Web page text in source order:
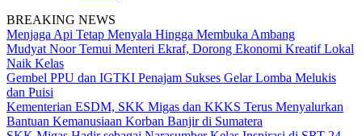
BREAKING NEWS
Menjaga Api Tetap Menyala Hingga Membuka Ambang
Mudyat Noor Temui Menteri Ekraf, Dorong Ekonomi Kreatif Lokal
Naik Kelas
Gembel PPU dan IGTKI Penajam Sukses Gelar Lomba Melukis
dan Puisi
Kementerian ESDM, SKK Migas dan KKKS Terus Menyalurkan
Bantuan Kemanusiaan Korban Banjir di Sumatera